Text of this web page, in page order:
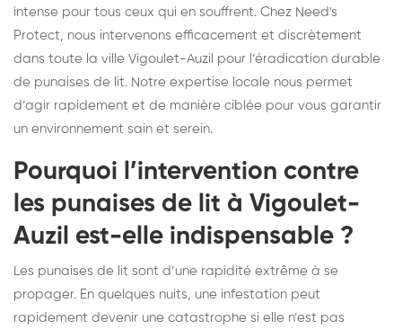
intense pour tous ceux qui en souffrent. Chez Need's
Protect, nous intervenons efficacement et discrètement
dans toute la ville Vigoulet-Auzil pour l’éradication durable
de punaises de lit. Notre expertise locale nous permet
d’agir rapidement et de manière ciblée pour vous garantir
un environnement sain et serein.
Pourquoi l’intervention contre
les punaises de lit à Vigoulet-
Auzil est-elle indispensable ?
Les punaises de lit sont d’une rapidité extrême à se
propager. En quelques nuits, une infestation peut
rapidement devenir une catastrophe si elle n’est pas